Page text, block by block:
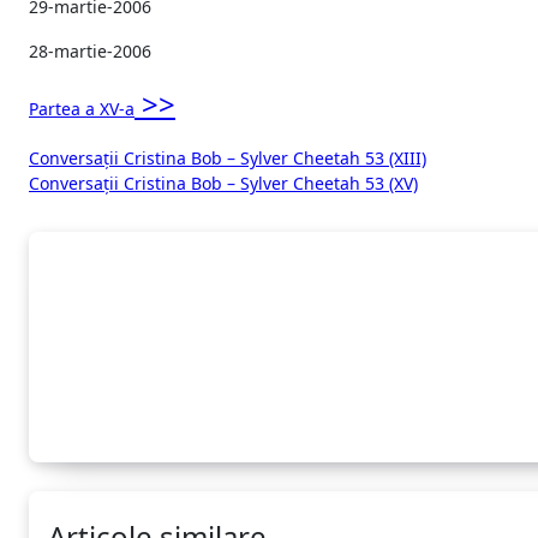
29-martie-2006
28-martie-2006
Partea a XV-a >>
Navigare
Conversaţii Cristina Bob – Sylver Cheetah 53 (XIII)
Conversaţii Cristina Bob – Sylver Cheetah 53 (XV)